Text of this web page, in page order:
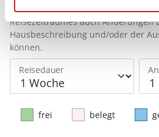
Reisedauer
Bitte beachten Sie, dass sich bei
Reisezeitraumes auch Änderungen
Hausbeschreibung und/oder der
können.
frei belegt